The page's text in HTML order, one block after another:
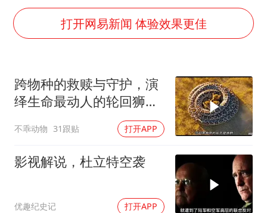
刘浩存百花奖开幕式红裙起舞
“南湖号”盾构机下线
店主称换“青海拉面”招牌后生意更好
泰国初中生饮弹自尽前开了26枪
习近平心系体育强国建设
打开网易新闻 体验效果更佳
跨物种的救赎与守护，演
绎生命最动人的轮回狮子
不乖动物 31跟贴 打开APP
影视解说，杜立特空袭
优趣纪史记 打开APP